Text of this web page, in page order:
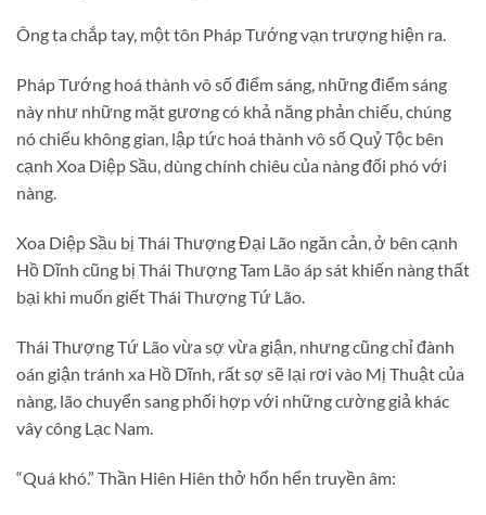
Ông ta chắp tay, một tôn Pháp Tướng vạn trượng hiện ra.
Pháp Tướng hoá thành vô số điểm sáng, những điểm sáng
này như những mặt gương có khả năng phản chiếu, chúng
nó chiếu không gian, lập tức hoá thành vô số Quỷ Tộc bên
cạnh Xoa Diệp Sầu, dùng chính chiêu của nàng đối phó với
nàng.
Xoa Diệp Sầu bị Thái Thượng Đại Lão ngăn cản, ở bên cạnh
Hồ Dĩnh cũng bị Thái Thượng Tam Lão áp sát khiến nàng thất
bại khi muốn giết Thái Thượng Tứ Lão.
Thái Thượng Tứ Lão vừa sợ vừa giận, nhưng cũng chỉ đành
oán giận tránh xa Hồ Dĩnh, rất sợ sẽ lại rơi vào Mị Thuật của
nàng, lão chuyển sang phối hợp với những cường giả khác
vây công Lạc Nam.
“Quá khó.” Thần Hiên Hiên thở hổn hển truyền âm: